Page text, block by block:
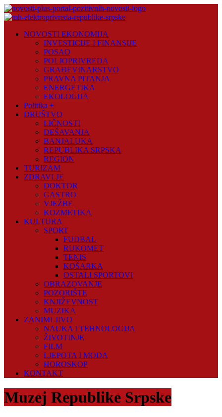
Skip
to
Plus
NOVOSTI EKONOMIJA
INVESTICIJE I FINANSIJE
POSAO
POLJOPRIVREDA
GRAĐEVINARSTVO
PRAVNA PITANJA
ENERGETIKA
EKOLOGIJA
Politika +
DRUŠTVO
LIČNOSTI
DEŠAVANJA
BANJALUKA
REPUBLIKA SRPSKA
REGION
TURIZAM
ZDRAVLJE
DOKTOR
GASTRO
VJEŽBE
KOZMETIKA
KULTURA
SPORT
FUDBAL
RUKOMET
TENIS
KOŠARKA
OSTALI SPORTOVI
OBRAZOVANJE
POZORIŠTE
KNJIŽEVNOST
MUZIKA
ZANIMLJIVO
NAUKA I TEHNOLOGIJA
ŽIVOTINJE
FILM
LJEPOTA I MODA
HOROSKOP
KONTAKT
Muzej Republike Srpske